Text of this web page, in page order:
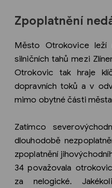
Zpoplatnění
Město Otrokovice leží
silničních tahů mezi
Otrokovic tak hraje
dopravních toků a v
mimo obytné části
Zatímco
dlouhodobě
zpoplatnění
34 považovala
za nelogické.